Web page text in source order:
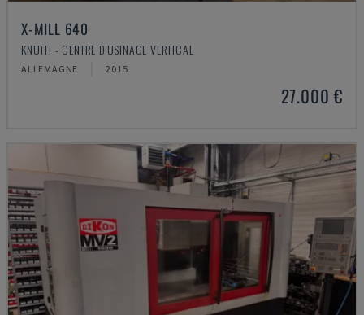
X-MILL 640
KNUTH - CENTRE D'USINAGE VERTICAL
ALLEMAGNE 2015
27.000 €